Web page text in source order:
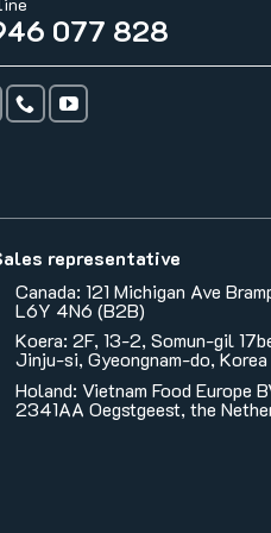
077 828
representative
Canada: 121 Michigan Ave
L6Y 4N6 (B2B)
Koera: 2F, 13-2, Somun-gil
Jinju-si, Gyeongnam-do, Korea
Holand: Vietnam Food Europe
2341AA Oegstgeest, the